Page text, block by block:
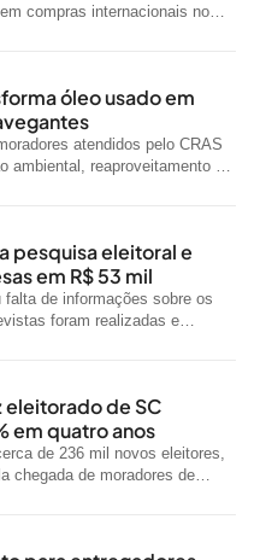
compras internacionais no
óleo usado em
atendidos pelo CRAS
ambiental, reaproveitamento de
pesquisa eleitoral e
em R$ 53 mil
falta de informações sobre os
foram realizadas e
eleitorado de SC
em quatro anos
de 236 mil novos eleitores,
chegada de moradores de